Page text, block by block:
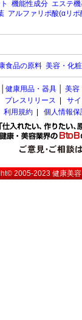
機能性成分 エステ
アルファリポ酸(αリポ
食品の原料 美容・化
健康用品・器具 美容
プレスリリース
サ
利用規約 個人情報
2005-2023健康美